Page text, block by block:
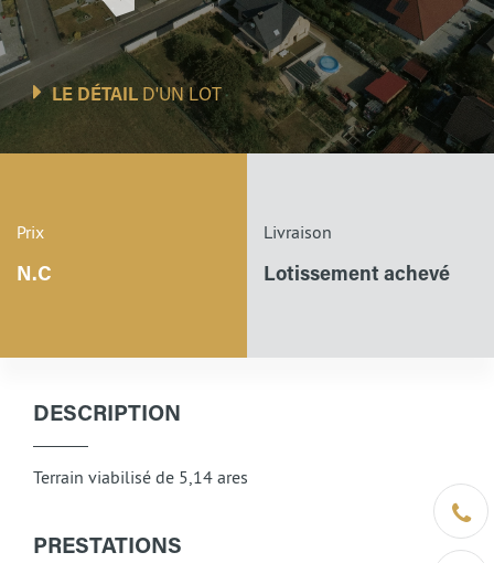
Être
LE DÉTAIL D'UN LOT
Prix
N.C
Livraison
Lotissement achevé
DESCRIPTION
Terrain viabilisé de 5,14 ares
PRESTATIONS